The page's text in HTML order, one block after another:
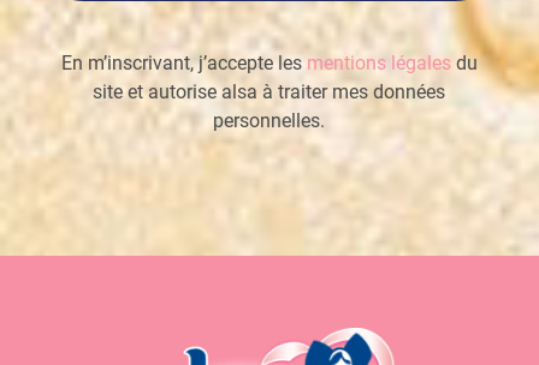
En m’inscrivant, j’accepte lesmentions légalesdu
site et autorise alsa à traiter mes données
personnelles.